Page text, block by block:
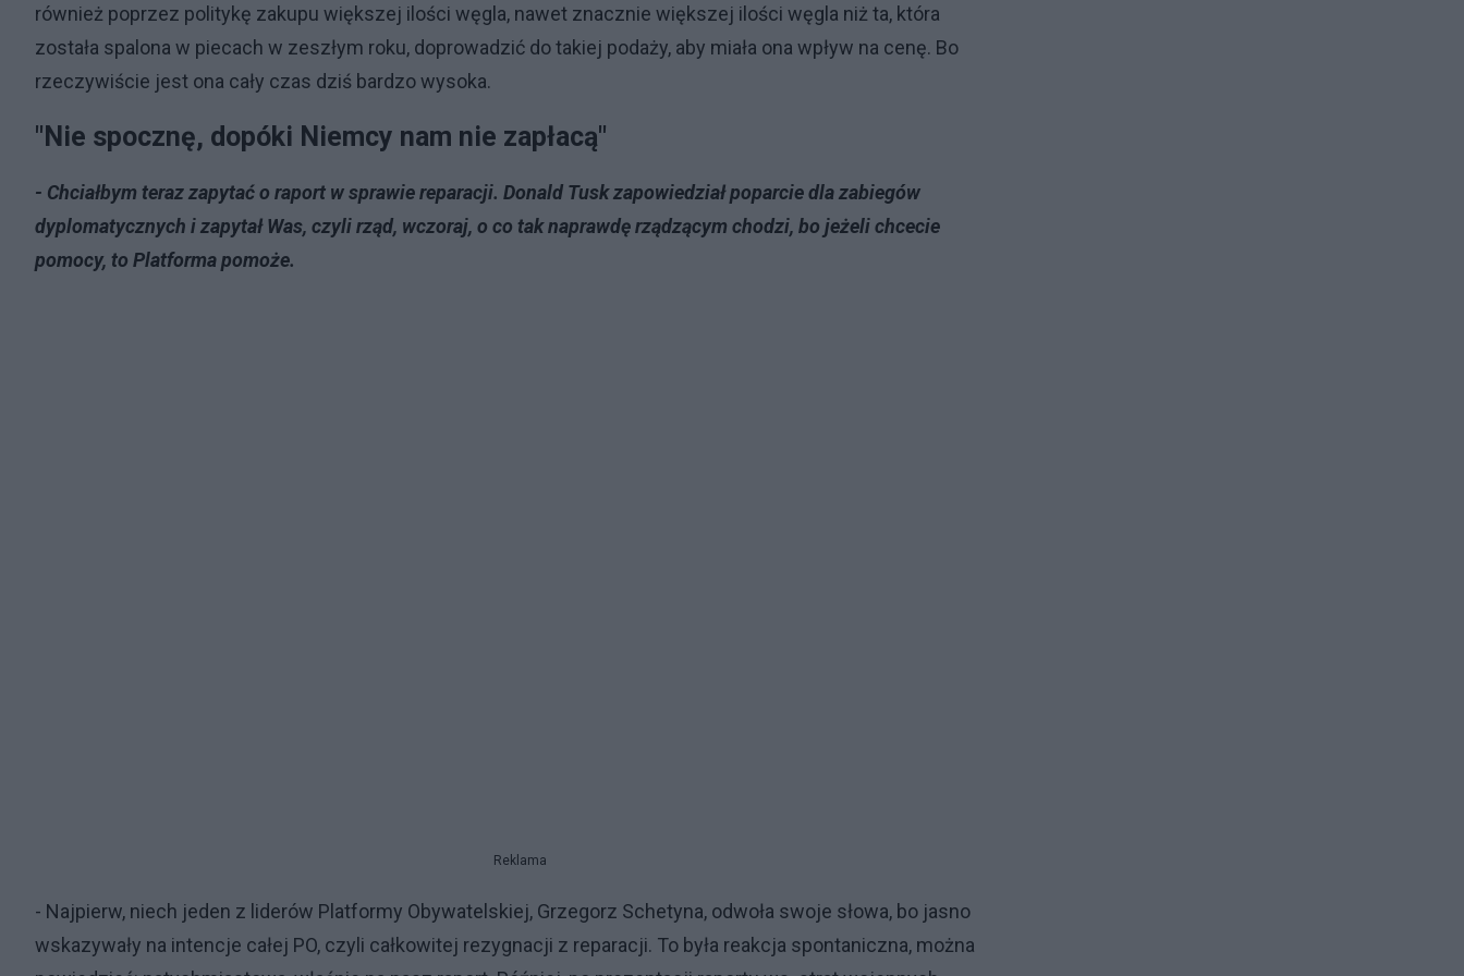
również poprzez politykę zakupu większej ilości węgla, nawet znacznie większej ilości węgla niż ta, która
została spalona w piecach w zeszłym roku, doprowadzić do takiej podaży, aby miała ona wpływ na cenę. Bo
rzeczywiście jest ona cały czas dziś bardzo wysoka.
"Nie spocznę, dopóki Niemcy nam nie zapłacą"
- Chciałbym teraz zapytać o raport w sprawie reparacji. Donald Tusk zapowiedział poparcie dla zabiegów
dyplomatycznych i zapytał Was, czyli rząd, wczoraj, o co tak naprawdę rządzącym chodzi, bo jeżeli chcecie
pomocy, to Platforma pomoże.
Reklama
- Najpierw, niech jeden z liderów Platformy Obywatelskiej, Grzegorz Schetyna, odwoła swoje słowa, bo jasno
wskazywały na intencje całej PO, czyli całkowitej rezygnacji z reparacji. To była reakcja spontaniczna, można